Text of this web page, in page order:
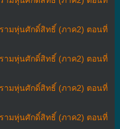
รามหุ่นศักดิ์สิทธิ์ (ภาค2) ตอนที่
รามหุ่นศักดิ์สิทธิ์ (ภาค2) ตอนที่
รามหุ่นศักดิ์สิทธิ์ (ภาค2) ตอนที่
รามหุ่นศักดิ์สิทธิ์ (ภาค2) ตอนที่